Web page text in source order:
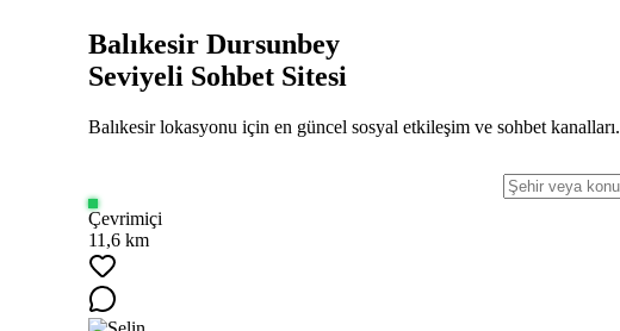
Balıkesir Dursunbey
Seviyeli Sohbet Sitesi
Balıkesir lokasyonu için en güncel sosyal etkileşim ve sohbet kanalları.
Çevrimiçi
11,6 km